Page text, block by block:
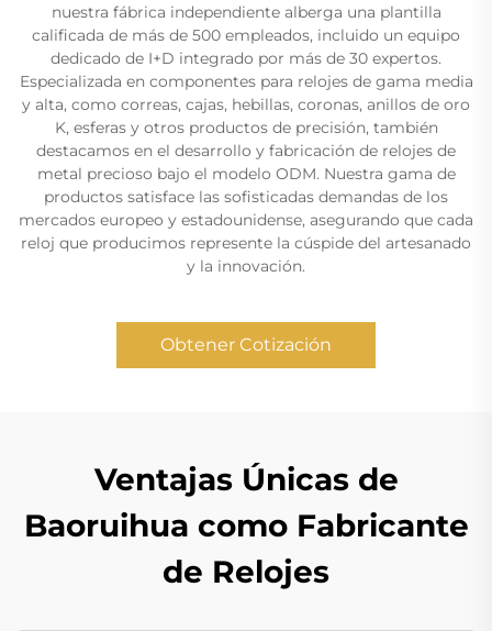
nuestra fábrica independiente alberga una plantilla
calificada de más de 500 empleados, incluido un equipo
dedicado de I+D integrado por más de 30 expertos.
Especializada en componentes para relojes de gama media
y alta, como correas, cajas, hebillas, coronas, anillos de oro
K, esferas y otros productos de precisión, también
destacamos en el desarrollo y fabricación de relojes de
metal precioso bajo el modelo ODM. Nuestra gama de
productos satisface las sofisticadas demandas de los
mercados europeo y estadounidense, asegurando que cada
reloj que producimos represente la cúspide del artesanado
y la innovación.
Obtener Cotización
Ventajas Únicas de
Baoruihua como Fabricante
de Relojes